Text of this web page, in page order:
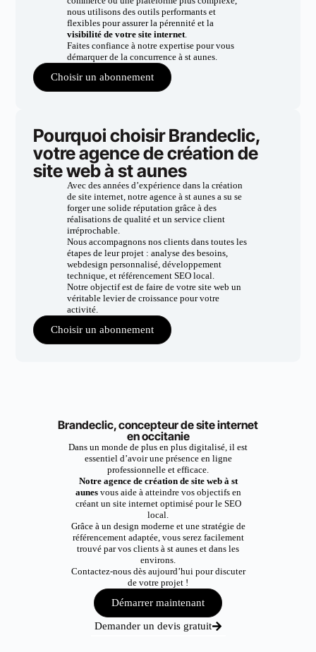
nous utilisons des outils performants et
flexibles pour assurer la pérennité et la
visibilité de votre site internet.
Faites confiance à notre expertise pour vous
démarquer de la concurrence à st aunes.
Choisir un abonnement
Pourquoi choisir Brandeclic,
votre agence de création de
site web à st aunes
Avec des années d’expérience dans la création
de site internet, notre agence à st aunes a su se
forger une solide réputation grâce à des
réalisations de qualité et un service client
irréprochable.
Nous accompagnons nos clients dans toutes les
étapes de leur projet : analyse des besoins,
webdesign personnalisé, développement
technique, et référencement SEO local.
Notre objectif est de faire de votre site web un
véritable levier de croissance pour votre
activité.
Choisir un abonnement
Brandeclic, concepteur de site internet
en occitanie
Dans un monde de plus en plus digitalisé, il est
essentiel d’avoir une présence en ligne
professionnelle et efficace.
Notre agence de création de site web à st
aunesvous aide à atteindre vos objectifs en
créant un site internet optimisé pour le SEO
local.
Grâce à un design moderne et une stratégie de
référencement adaptée, vous serez facilement
trouvé par vos clients à st aunes et dans les
environs.
Contactez-nous dès aujourd’hui pour discuter
de votre projet !
Démarrer maintenant
Demander un devis gratuit